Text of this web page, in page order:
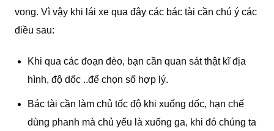
vong. Vì vậy khi lái xe qua đây các bác tài cần chú ý các
điều sau:
Khi qua các đoạn đèo, bạn cần quan sát thật kĩ địa
hình, độ dốc ..để chọn số hợp lý.
Bác tài cần làm chủ tốc độ khi xuống dốc, hạn chế
dùng phanh mà chủ yếu là xuống ga, khi đó chúng ta